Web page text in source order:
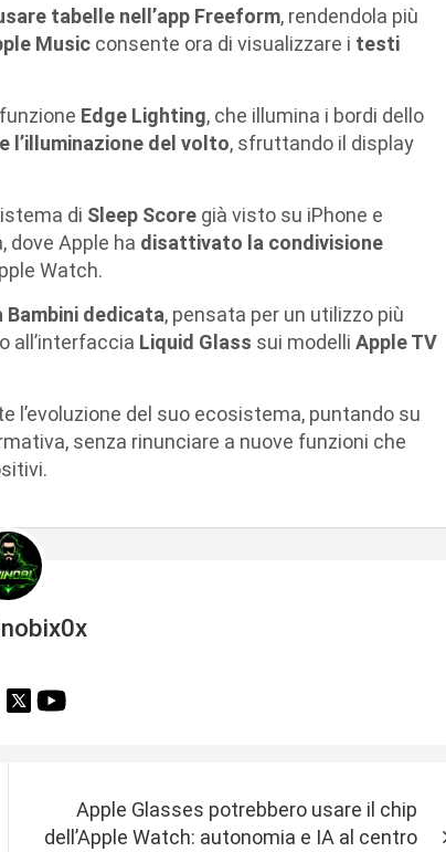
tabelle nell’app Freeform, rendendola più
Music consente ora di visualizzare i testi
Edge Lighting, che illumina i bordi dello
l’illuminazione del volto, sfruttando il display
di Sleep Score già visto su iPhone e
dove Apple ha disattivato la condivisione
Watch.
dedicata, pensata per un utilizzo più
all’interfaccia Liquid Glass sui modelli Apple TV
l’evoluzione del suo ecosistema, puntando su
senza rinunciare a nuove funzioni che
Apple Glasses potrebbero usare il chip
dell’Apple Watch: autonomia e IA al centro